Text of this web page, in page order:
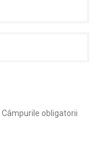
Câmpurile obligatorii